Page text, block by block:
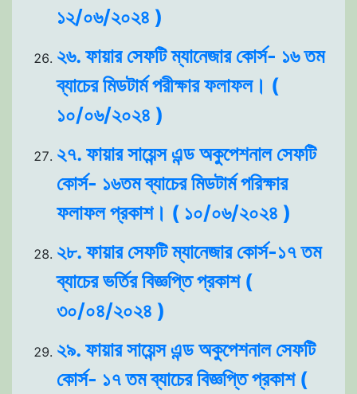
১২/০৬/২০২৪ )
২৬. ফায়ার সেফটি ম্যানেজার কোর্স- ১৬ তম
ব্যাচের মিডটার্ম পরীক্ষার ফলাফল। (
১০/০৬/২০২৪ )
২৭. ফায়ার সায়েন্স এন্ড অকুপেশনাল সেফটি
কোর্স- ১৬তম ব্যাচের মিডটার্ম পরিক্ষার
ফলাফল প্রকাশ। ( ১০/০৬/২০২৪ )
২৮. ফায়ার সেফটি ম্যানেজার কোর্স-১৭ তম
ব্যাচের ভর্তির বিজ্ঞপ্তি প্রকাশ (
৩০/০৪/২০২৪ )
২৯. ফায়ার সায়েন্স এন্ড অকুপেশনাল সেফটি
কোর্স- ১৭ তম ব্যাচের বিজ্ঞপ্তি প্রকাশ (